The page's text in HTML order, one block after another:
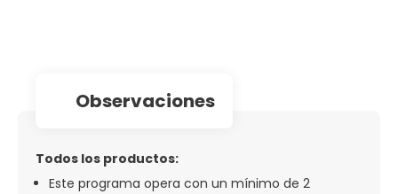
observaciones
Todos los productos:
Este programa opera con un mínimo de 2